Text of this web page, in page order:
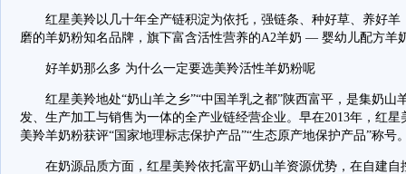
红星美羚以几十年全产链积淀为依托，强链条、种好草、养好羊
磨的羊奶粉知名品牌，旗下富含活性营养的A2羊奶 — 婴幼儿配方羊
好羊奶那么多 为什么一定要选美羚活性羊奶粉呢
红星美羚地处“奶山羊之乡”“中国羊乳之都”陕西富平，是集奶山
发、生产加工与销售为一体的全产业链经营企业。早在2013年，红
美羚羊奶粉获评“国家地理标志保护产品”“生态原产地保护产品”称号
在奶源品质方面，红星美羚依托富平奶山羊资源优势，在自建自